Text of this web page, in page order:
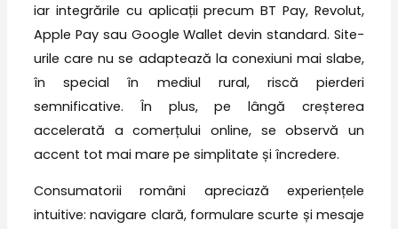
iar integrările cu aplicații precum BT Pay, Revolut,
Apple Pay sau Google Wallet devin standard. Site-
urile care nu se adaptează la conexiuni mai slabe,
în special în mediul rural, riscă pierderi
semnificative. În plus, pe lângă creșterea
accelerată a comerțului online, se observă un
accent tot mai mare pe simplitate și încredere.
Consumatorii români apreciază experiențele
intuitive: navigare clară, formulare scurte și mesaje